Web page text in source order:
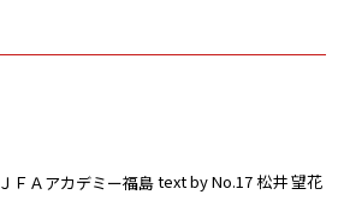
ＪＦＡアカデミー福島text by No.17 松井 望花